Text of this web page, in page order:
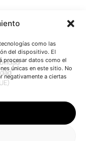
como las
del dispositivo. El
procesar datos como el
únicas en este sitio. No
negativamente a ciertas